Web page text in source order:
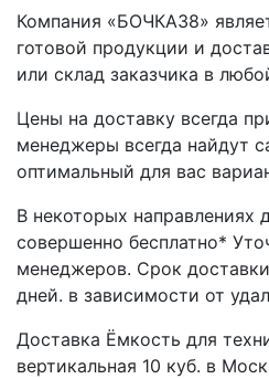
Компания «БОЧКА38»
готовой продукции и
или склад заказчика в
Цены на доставку всегда
менеджеры всегда найдут
оптимальный для вас
В некоторых направлениях
совершенно бесплатно*
менеджеров. Срок
дней. в зависимости от
Доставка Ёмкость для
вертикальная 10 куб. в